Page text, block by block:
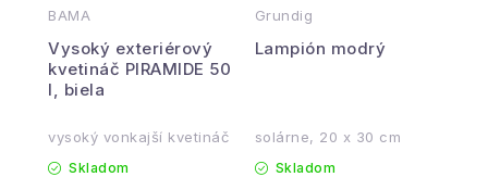
BAMA
Vysoký exteriérový
kvetináč PIRAMIDE 50
l, biela
vysoký vonkajší kvetináč
Skladom
Grundig
Lampión modrý
solárne, 20 x 30 cm
Skladom